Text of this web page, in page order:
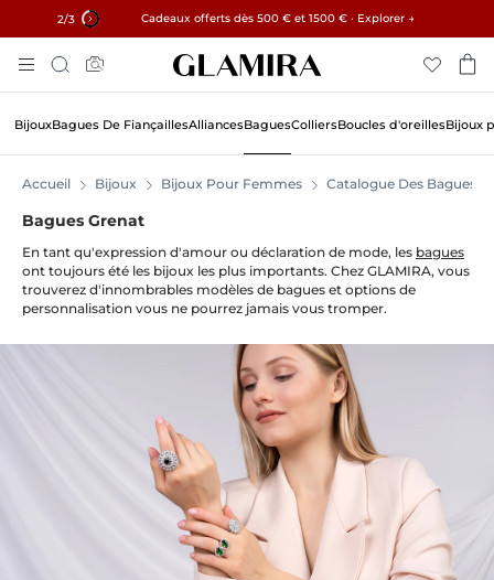
3/3 15% sur toutes les commandes →
Cadeaux offerts dès 500 € et 1500 € · Explorer →
✓ Retours sous 60 jours ✓ Redimensionnement gratuit
Au
Contenu
Rechercher
BijouxBagues De FiançaillesAlliancesBaguesColliersBoucles d'oreillesBijoux
Accueil Bijoux Bijoux Pour Femmes Catalogue Des Bagues
Bagues Grenat
En tant qu'expression d'amour ou déclaration de mode, les bagues
ont toujours été les bijoux les plus importants. Chez GLAMIRA, vous
trouverez d'innombrables modèles de bagues et options de
personnalisation vous ne pourrez jamais vous tromper.